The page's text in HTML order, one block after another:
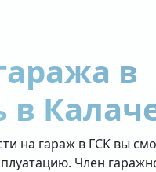
в
в
на гараж в ГСК вы
Член